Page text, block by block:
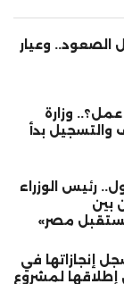
وعيار
على عمل؟.. وزارة
والتسجيل بدأ
رئيس الوزراء
بين
مصر»
إنجازاتها في
لمشروع